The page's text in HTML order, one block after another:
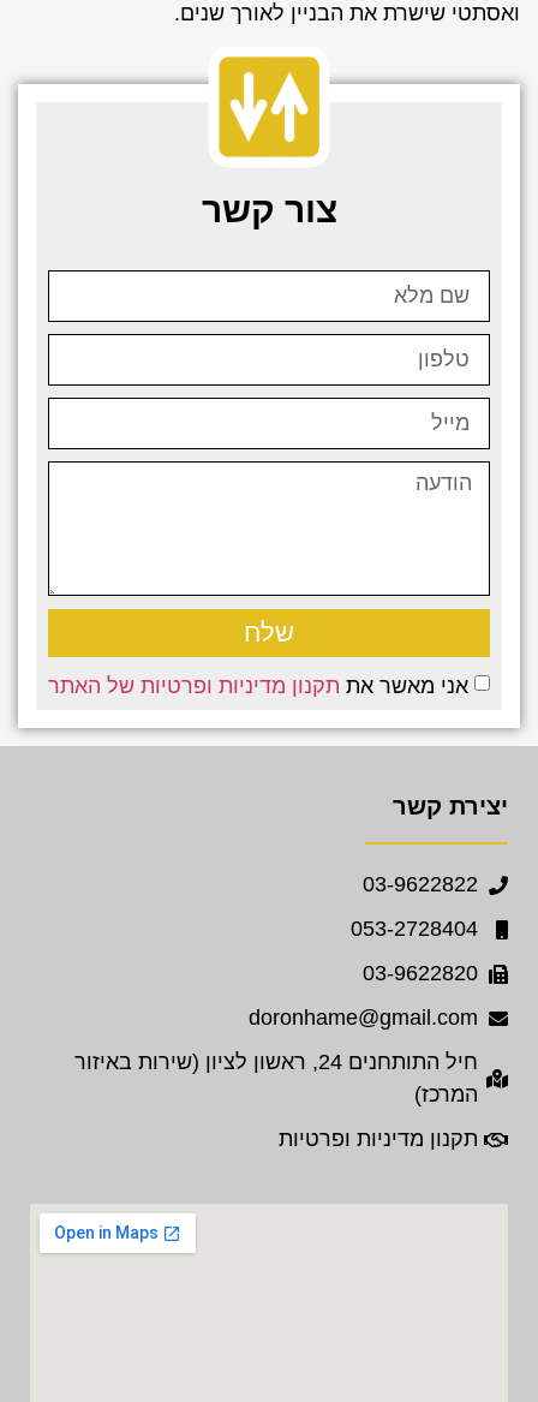
ואסתטי שישרת את הבניין לאורך שנים.
צור קשר
אני מאשר את תקנון מדיניות ופרטיות של האתר
שלח
יצירת קשר
03-9622822
053-2728404
03-9622820
doronhame@gmail.com
חיל התותחנים 24, ראשון לציון (שירות באיזור
המרכז)
תקנון מדיניות ופרטיות